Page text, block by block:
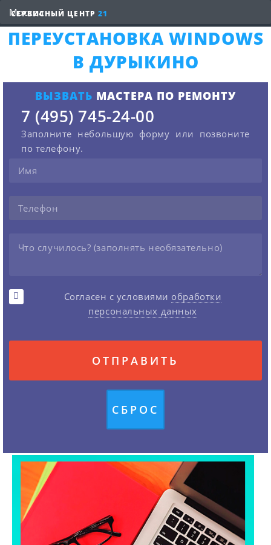
СЕРВИСНЫЙ ЦЕНТР 21
ПЕРЕУСТАНОВКА WINDOWS
В ДУРЫКИНО
ВЫЗВАТЬ МАСТЕРА ПО РЕМОНТУ
7 (495) 745-24-00
Заполните небольшую форму или позвоните
по телефону.
Согласен с условиями обработки
персональных данных